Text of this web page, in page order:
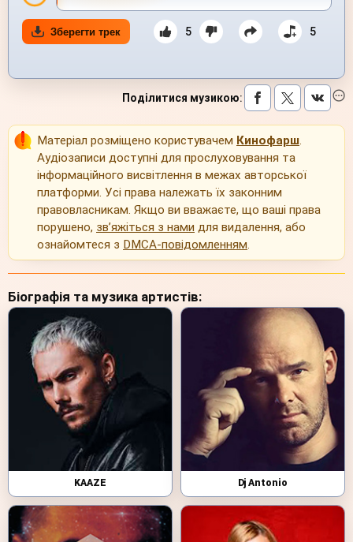
Зберегти трек 5 5
Поділитися музикою:
Матеріал розміщено користувачем Кинофарш.
Аудіозаписи доступні для прослуховування та
інформаційного висвітлення в межах авторської
платформи. Усі права належать їх законним
правовласникам. Якщо ви вважаєте, що ваші права
порушено, зв’яжіться з нами для видалення, або
ознайомтеся з DMCA-повідомленням.
Біографія та музика артистів:
KAAZE Dj Antonio